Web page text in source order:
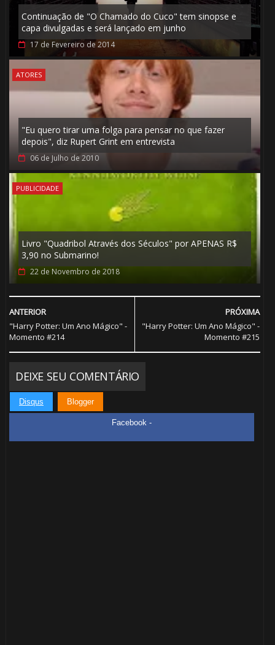
Continuação de "O Chamado do Cuco" tem sinopse e
capa divulgadas e será lançado em junho
17 de Fevereiro de 2014
ATORES
"Eu quero tirar uma folga para pensar no que fazer
depois", diz Rupert Grint em entrevista
06 de Julho de 2010
PUBLICIDADE
Livro "Quadribol Através dos Séculos" por APENAS R$
3,90 no Submarino!
22 de Novembro de 2018
PRÓXIMA
"Harry Potter: Um Ano Mágico" -
Momento #215
ANTERIOR
"Harry Potter: Um Ano Mágico" -
Momento #214
DEIXE SEU COMENTÁRIO
Disqus Blogger
Facebook -